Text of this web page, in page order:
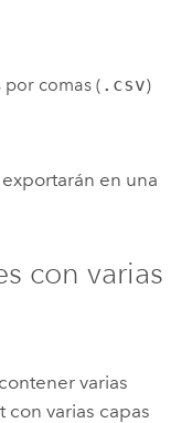
comas ( .csv)
en una
con varias
varias
con varias capas